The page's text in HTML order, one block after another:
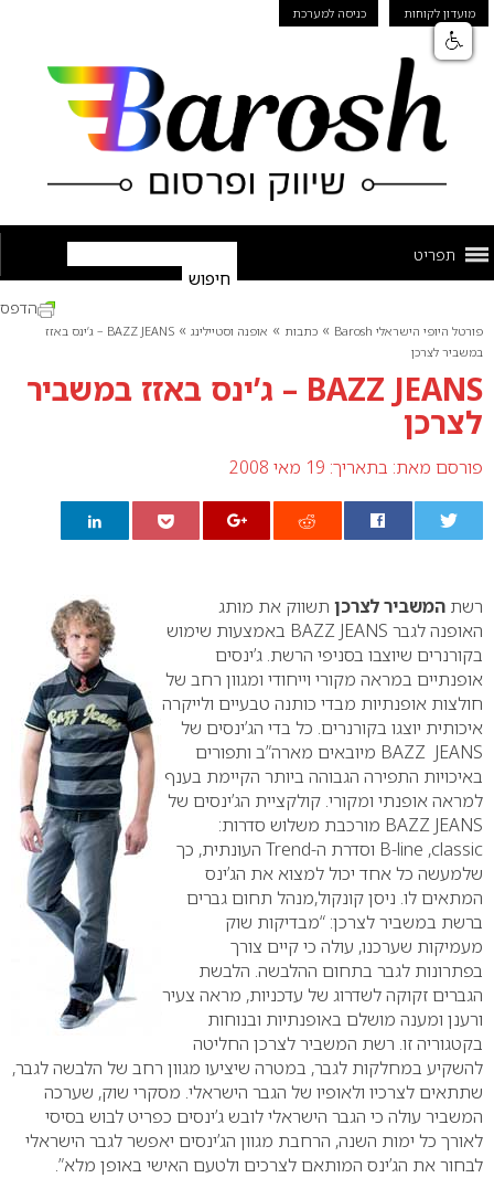
מועדון לקוחות כניסה למערכת
תפריט
פורטל היופי הישראלי Barosh » כתבות » אופנה וסטיילינג »
BAZZ JEANS – ג’ינס באזז
במשביר לצרכן
BAZZ JEANS – ג’ינס באזז במשביר
לצרכן
פורסם מאת: בתאריך: 19 מאי 2008
הדפס
רשת המשביר לצרכן תשווק את מותג
האופנה לגבר BAZZ JEANS באמצעות שימוש
בקורנרים שיוצבו בסניפי הרשת. ג’ינסים
אופנתיים במראה מקורי וייחודי ומגוון רחב של
חולצות אופנתיות מבדי כותנה טבעיים ולייקרה
איכותית יוצגו בקורנרים. כל בדי הג’ינסים של
BAZZ JEANS מיובאים מארה”ב ותפורים
באיכויות התפירה הגבוהה ביותר הקיימת בענף
למראה אופנתי ומקורי. קולקציית הג’ינסים של
JEANS
BAZZ מורכבת משלוש סדרות:
classic
,
B-line וסדרת ה-Trend העונתית, כך
שלמעשה כל אחד יכול למצוא את הג’ינס
המתאים לו. ניסן קונקול,מנהל תחום גברים
ברשת במשביר לצרכן: “מבדיקות שוק
מעמיקות שערכנו, עולה כי קיים צורך
בפתרונות לגבר בתחום ההלבשה. הלבשת
הגברים זקוקה לשדרוג של עדכניות, מראה צעיר
ורענן ומענה מושלם באופנתיות ובנוחות
בקטגוריה זו. רשת המשביר לצרכן החליטה
להשקיע במחלקות לגבר, במטרה שיציעו מגוון רחב של הלבשה לגבר,
שתתאים לצרכיו ולאופיו של הגבר הישראלי. מסקרי שוק, שערכה
המשביר עולה כי הגבר הישראלי לובש ג’ינסים כפריט לבוש בסיסי
לאורך כל ימות השנה, הרחבת מגוון הג’ינסים יאפשר לגבר הישראלי
לבחור את הג’ינס המותאם לצרכים ולטעם האישי באופן מלא”.